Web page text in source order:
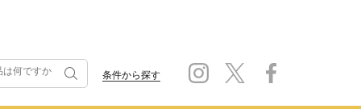
条件から探す